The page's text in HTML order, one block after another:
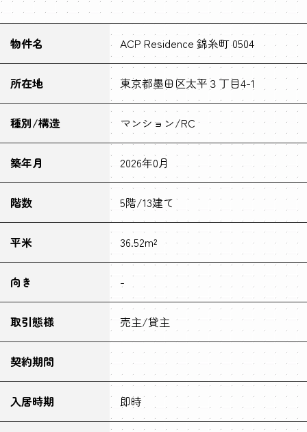
物件名 ACP Residence 錦糸町 0504
所在地 東京都墨田区太平３丁目4-1
種別/構造 マンション/RC
築年月 2026年0月
階数 5階/13建て
平米 36.52m²
向き -
取引態様 売主/貸主
契約期間
入居時期 即時